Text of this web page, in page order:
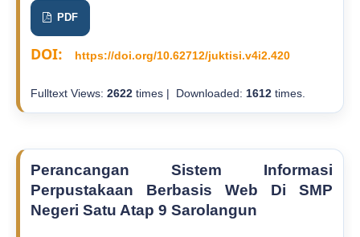
PDF
DOI: https://doi.org/10.62712/juktisi.v4i2.420
Fulltext Views: 2622times | Downloaded: 1612times.
Perancangan Sistem Informasi
Perpustakaan Berbasis Web Di SMP
Negeri Satu Atap 9 Sarolangun